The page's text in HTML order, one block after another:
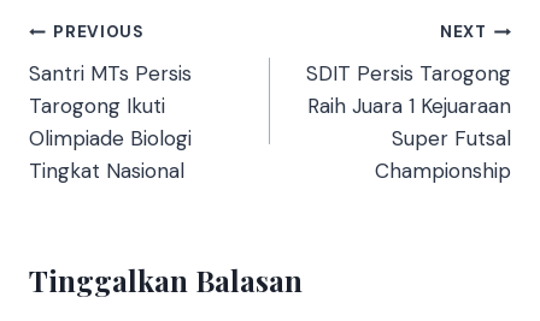
PREVIOUS
Santri MTs Persis
Tarogong Ikuti
Olimpiade Biologi
Tingkat Nasional
NEXT
SDIT Persis Tarogong
Raih Juara 1 Kejuaraan
Super Futsal
Championship
Tinggalkan Balasan